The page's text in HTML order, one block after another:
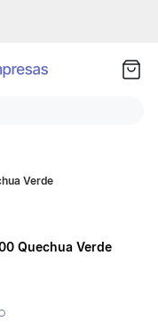
Verde
Quechua Verde